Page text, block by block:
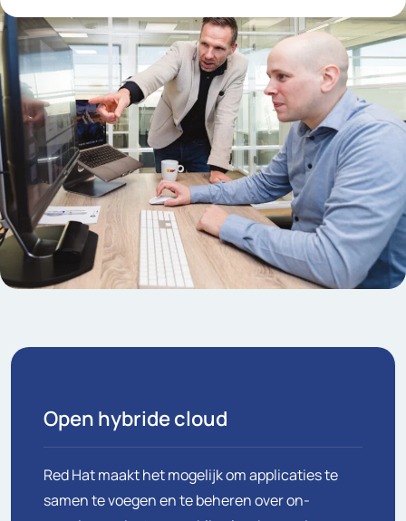
Open hybride cloud
Red Hat maakt het mogelijk om applicaties te
samen te voegen en te beheren over on-